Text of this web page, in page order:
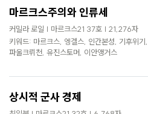
마르크스주의와 인류세
커밀라 로일 | 마르크스21 37호 | 21,276자
키워드: 마르크스, 엥겔스, 인간본성, 기후위
파울크뤼천, 유진스토머, 이안앵거스
상시적 군사 경제